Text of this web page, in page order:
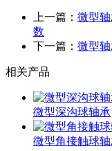
上一篇： 微型
数
下一篇： 微型
相关产品
微型深沟球轴承
微型角接触球轴